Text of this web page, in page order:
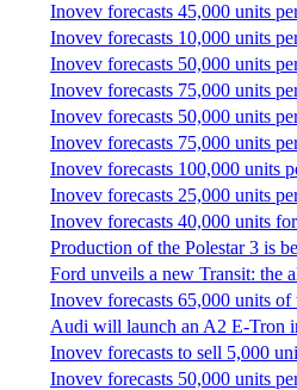
Inovev forecasts 45,000 units
Inovev forecasts 10,000 units
Inovev forecasts 50,000 units
Inovev forecasts 75,000 units
Inovev forecasts 50,000 units
Inovev forecasts 75,000 units
Inovev forecasts 100,000 units
Inovev forecasts 25,000 units
Inovev forecasts 40,000 units
Production of the Polestar 3 is
Ford unveils a new Transit: the
Inovev forecasts 65,000 units
Audi will launch an A2 E-Tron
Inovev forecasts to sell 5,000
Inovev forecasts 50,000 units